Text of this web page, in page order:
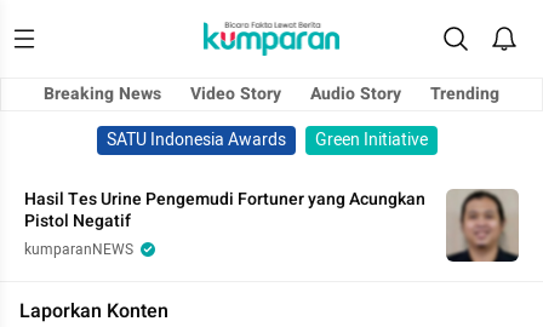
Breaking News Video Story Audio Story
Trending
SATU Indonesia Awards
Green Initiative
Hasil Tes Urine Pengemudi Fortuner yang Acungkan
Pistol Negatif
kumparanNEWS
Laporkan Konten